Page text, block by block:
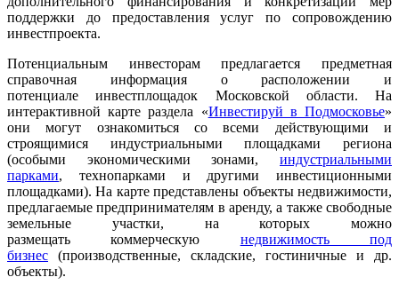
поддержки до предоставления услуг по сопровождению
инвестпроекта.
Потенциальным инвесторам предлагается предметная
справочная информация о расположении и
потенциале инвестплощадок Московской области. На
интерактивной карте раздела «Инвестируй в Подмосковье»
они могут ознакомиться со всеми действующими и
строящимися индустриальными площадками региона
(особыми экономическими зонами, индустриальными
парками, технопарками и другими инвестиционными
площадками). На карте представлены объекты недвижимости,
предлагаемые предпринимателям в аренду, а также свободные
земельные участки, на которых можно
размещать коммерческую недвижимость под
бизнес (производственные, складские, гостиничные и др.
объекты).